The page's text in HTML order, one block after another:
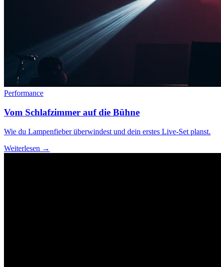
Performance
Vom Schlafzimmer auf die Bühne
Wie du Lampenfieber überwindest und dein erstes Live-Set planst.
Weiterlesen →